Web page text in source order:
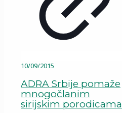
10/09/2015
ADRA Srbije pomaže
mnogočlanim
sirijskim porodicama